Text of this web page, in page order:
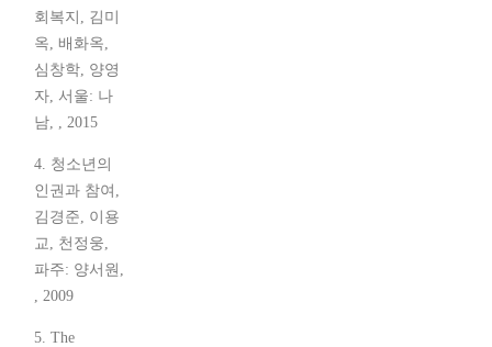
회복지, 김미
옥, 배화옥,
심창학, 양영
자, 서울: 나
남, , 2015
4. 청소년의
인권과 참여,
김경준, 이용
교, 천정웅,
파주: 양서원,
, 2009
5. The